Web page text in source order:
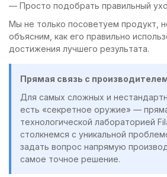
— Просто подобрать правильный
Мы не только посоветуем продукт,
объясним, как его правильно
достижения лучшего результата.
Прямая связь с
Для самых сложных и
есть «секретное оружие» —
технологической лабораторией
столкнемся с уникальной
задать вопрос напрямую
самое точное решение.